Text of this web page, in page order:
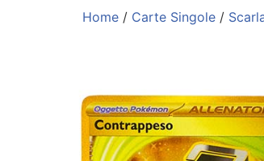
Home / Carte Singole /